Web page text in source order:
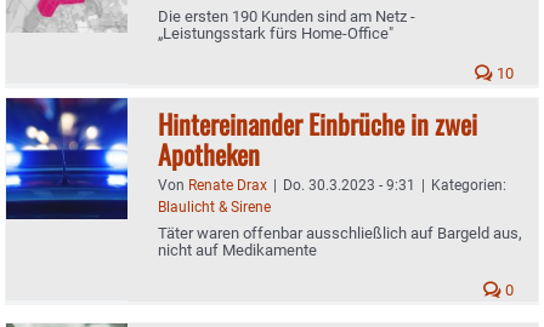
Die ersten 190 Kunden sind am Netz -
„Leistungsstark fürs Home-Office"
10
Hintereinander Einbrüche in zwei
Apotheken
Von Renate Drax | Do. 30.3.2023 - 9:31 | Kategorien:
Blaulicht & Sirene
Täter waren offenbar ausschließlich auf Bargeld aus,
nicht auf Medikamente
0